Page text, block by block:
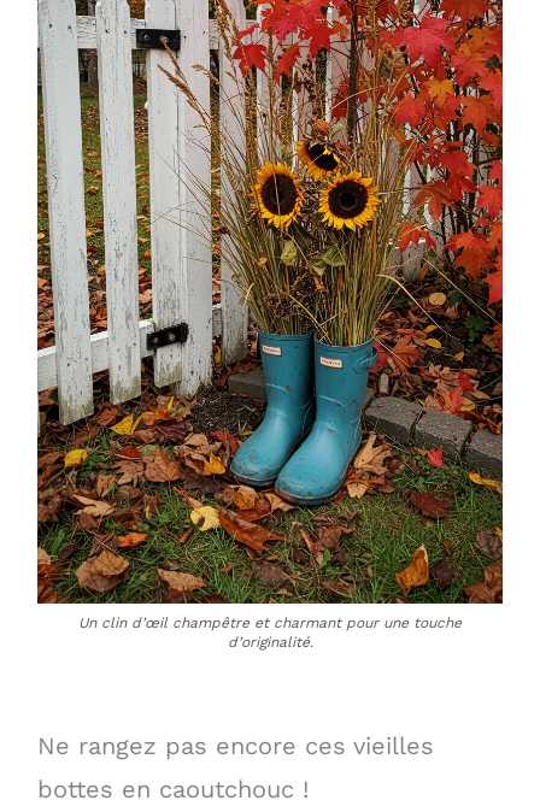
Un clin d’œil champêtre et charmant pour une touche
d’originalité.
Ne rangez pas encore ces vieilles
bottes en caoutchouc !